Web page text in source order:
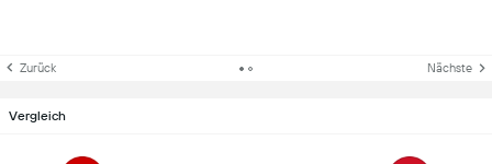
Zurück Nächste
Vergleich